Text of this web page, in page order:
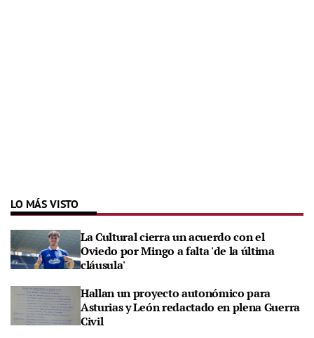
LO MÁS VISTO
La Cultural cierra un acuerdo con el
Oviedo por Mingo a falta 'de la última
cláusula'
Hallan un proyecto autonómico para
Asturias y León redactado en plena Guerra
Civil